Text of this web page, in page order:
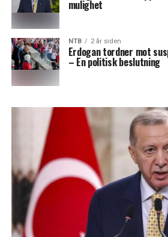
mulighet
NTB 2 år siden
Erdogan tordner mot
– En politisk beslutning